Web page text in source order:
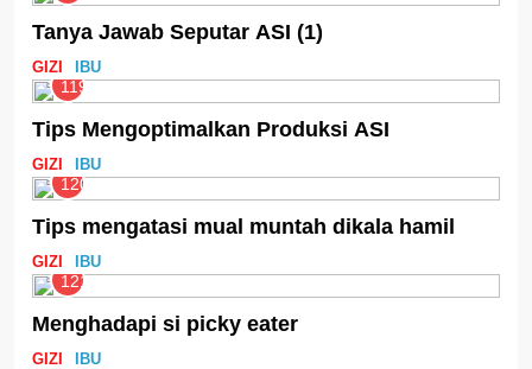
Tanya Jawab Seputar ASI (1)
GIZI IBU
119
Tips Mengoptimalkan Produksi ASI
GIZI IBU
120
Tips mengatasi mual muntah dikala hamil
GIZI IBU
121
Menghadapi si picky eater
GIZI IBU